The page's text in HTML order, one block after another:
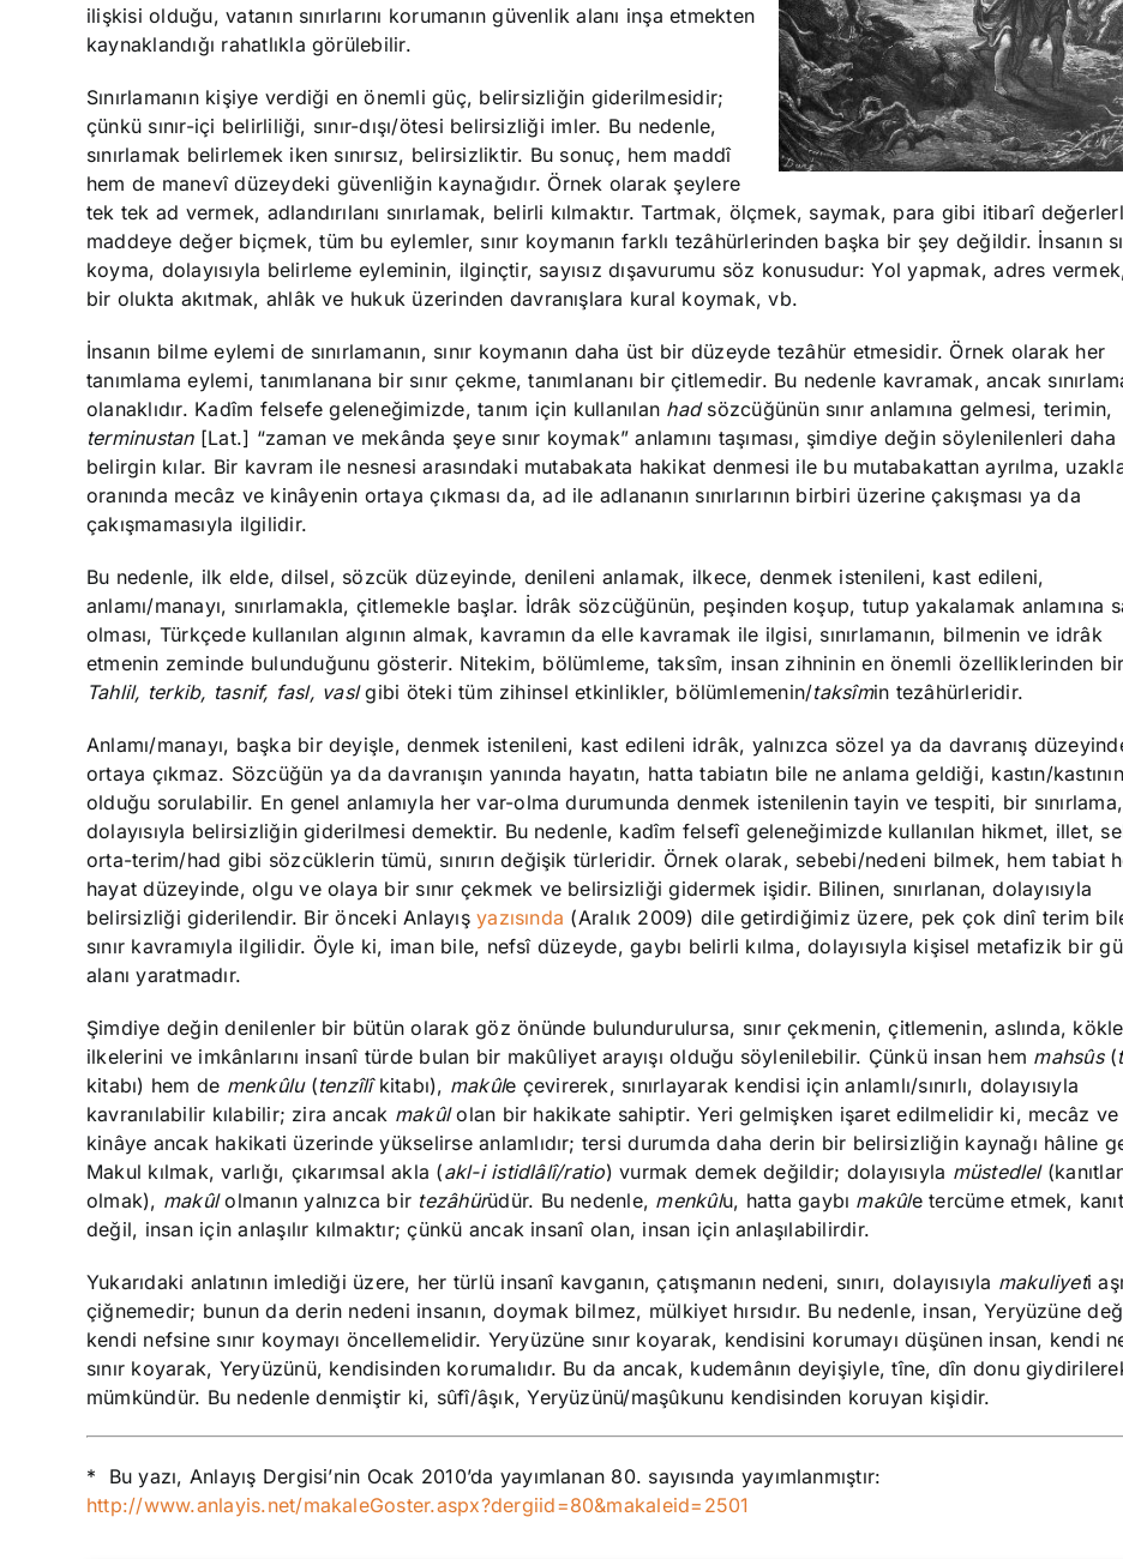
ilişkisi olduğu, vatanın sınırlarını korumanın güvenlik alanı inşa etmekten
kaynaklandığı rahatlıkla görülebilir.
Sınırlamanın kişiye verdiği en önemli güç, belirsizliğin giderilmesidir;
çünkü sınır-içi belirliliği, sınır-dışı/ötesi belirsizliği imler. Bu nedenle,
sınırlamak belirlemek iken sınırsız, belirsizliktir. Bu sonuç, hem maddî
hem de manevî düzeydeki güvenliğin kaynağıdır. Örnek olarak şeylere
tek tek ad vermek, adlandırılanı sınırlamak, belirli kılmaktır. Tartmak, ölçmek, saymak, para gibi itibarî
maddeye değer biçmek, tüm bu eylemler, sınır koymanın farklı tezâhürlerinden başka bir şey değildir. İnsanın
koyma, dolayısıyla belirleme eyleminin, ilginçtir, sayısız dışavurumu söz konusudur: Yol yapmak, adres
bir olukta akıtmak, ahlâk ve hukuk üzerinden davranışlara kural koymak, vb.
İnsanın bilme eylemi de sınırlamanın, sınır koymanın daha üst bir düzeyde tezâhür etmesidir. Örnek olarak her
tanımlama eylemi, tanımlanana bir sınır çekme, tanımlananı bir çitlemedir. Bu nedenle kavramak, ancak
olanaklıdır. Kadîm felsefe geleneğimizde, tanım için kullanılan hadsözcüğünün sınır anlamına gelmesi, terimin,
terminustan [Lat.] “zaman ve mekânda şeye sınır koymak” anlamını taşıması, şimdiye değin söylenilenleri daha
belirgin kılar. Bir kavram ile nesnesi arasındaki mutabakata hakikat denmesi ile bu mutabakattan ayrılma,
oranında mecâz ve kinâyenin ortaya çıkması da, ad ile adlananın sınırlarının birbiri üzerine çakışması ya da
çakışmamasıyla ilgilidir.
Bu nedenle, ilk elde, dilsel, sözcük düzeyinde, denileni anlamak, ilkece, denmek istenileni, kast edileni,
anlamı/manayı, sınırlamakla, çitlemekle başlar. İdrâk sözcüğünün, peşinden koşup, tutup yakalamak anlamına
olması, Türkçede kullanılan algının almak, kavramın da elle kavramak ile ilgisi, sınırlamanın, bilmenin ve idrâk
etmenin zeminde bulunduğunu gösterir. Nitekim, bölümleme, taksîm, insan zihninin en önemli özelliklerinden
Tahlil, terkib, tasnif, fasl, vaslgibi öteki tüm zihinsel etkinlikler, bölümlemenin/taksîmin tezâhürleridir.
Anlamı/manayı, başka bir deyişle, denmek istenileni, kast edileni idrâk, yalnızca sözel ya da davranış
ortaya çıkmaz. Sözcüğün ya da davranışın yanında hayatın, hatta tabiatın bile ne anlama geldiği, kastın/
olduğu sorulabilir. En genel anlamıyla her var-olma durumunda denmek istenilenin tayin ve tespiti, bir sınırlama,
dolayısıyla belirsizliğin giderilmesi demektir. Bu nedenle, kadîm felsefî geleneğimizde kullanılan hikmet, illet,
orta-terim/had gibi sözcüklerin tümü, sınırın değişik türleridir. Örnek olarak, sebebi/nedeni bilmek, hem tabiat
hayat düzeyinde, olgu ve olaya bir sınır çekmek ve belirsizliği gidermek işidir. Bilinen, sınırlanan, dolayısıyla
belirsizliği giderilendir. Bir önceki Anlayışyazısında (Aralık 2009) dile getirdiğimiz üzere, pek çok dinî terim
sınır kavramıyla ilgilidir. Öyle ki, iman bile, nefsî düzeyde, gaybı belirli kılma, dolayısıyla kişisel metafizik bir
alanı yaratmadır.
Şimdiye değin denilenler bir bütün olarak göz önünde bulundurulursa, sınır çekmenin, çitlemenin, aslında,
ilkelerini ve imkânlarını insanî türde bulan bir makûliyet arayışı olduğu söylenilebilir. Çünkü insan hem mahsûs(
kitabı) hem de menkûlu(tenzîlîkitabı), makûle çevirerek, sınırlayarak kendisi için anlamlı/sınırlı, dolayısıyla
kavranılabilir kılabilir; zira ancak makûlolan bir hakikate sahiptir. Yeri gelmişken işaret edilmelidir ki, mecâz ve
kinâye ancak hakikati üzerinde yükselirse anlamlıdır; tersi durumda daha derin bir belirsizliğin kaynağı hâline
Makul kılmak, varlığı, çıkarımsal akla (akl-i istidlâlî/ratio) vurmak demek değildir; dolayısıyla müstedlel
olmak), makûlolmanın yalnızca bir tezâhürüdür. Bu nedenle, menkûlu, hatta gaybı makûle tercüme etmek,
değil, insan için anlaşılır kılmaktır; çünkü ancak insanî olan, insan için anlaşılabilirdir.
Yukarıdaki anlatının imlediği üzere, her türlü insanî kavganın, çatışmanın nedeni, sınırı, dolayısıyla makuliyeti
çiğnemedir; bunun da derin nedeni insanın, doymak bilmez, mülkiyet hırsıdır. Bu nedenle, insan, Yeryüzüne
kendi nefsine sınır koymayı öncellemelidir. Yeryüzüne sınır koyarak, kendisini korumayı düşünen insan, kendi
sınır koyarak, Yeryüzünü, kendisinden korumalıdır. Bu da ancak, kudemânın deyişiyle, tîne, dîn donu
mümkündür. Bu nedenle denmiştir ki, sûfî/âşık, Yeryüzünü/maşûkunu kendisinden koruyan kişidir.
* Bu yazı, Anlayış Dergisi’nin Ocak 2010’da yayımlanan 80. sayısında yayımlanmıştır:
http://www.anlayis.net/makaleGoster.aspx?dergiid=80&makaleid=2501